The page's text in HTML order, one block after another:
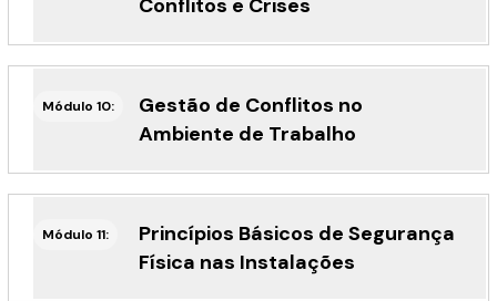
Conflitos e Crises
Módulo 10:
Gestão de Conflitos no
Ambiente de Trabalho
Módulo 11:
Princípios Básicos de Segurança
Física nas Instalações